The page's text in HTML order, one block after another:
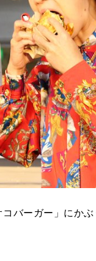
バーガー」にかぶ